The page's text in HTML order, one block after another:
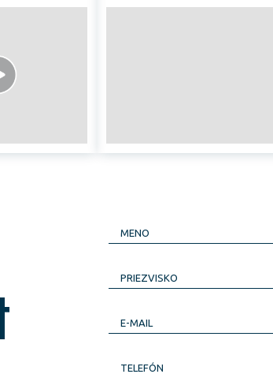
MENO
PRIEZVISKO
E-MAIL
TELEFÓN